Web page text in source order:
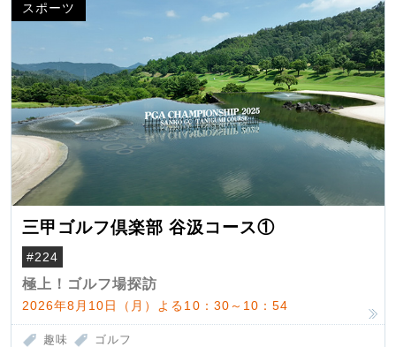
スポーツ
三甲ゴルフ倶楽部 谷汲コース①
#224
極上！ゴルフ場探訪
2026年8月10日（月）よる10：30～10：54
趣味 ゴルフ